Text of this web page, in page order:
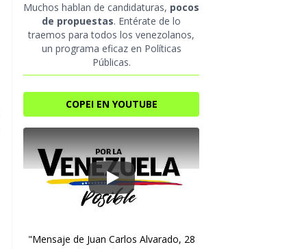
Muchos hablan de candidaturas, pocos
de propuestas. Entérate de lo
traemos para todos los venezolanos,
un programa eficaz en Políticas
Públicas.
COPEI EN YOUTUBE
Play
"Mensaje de Juan Carlos Alvarado, 28